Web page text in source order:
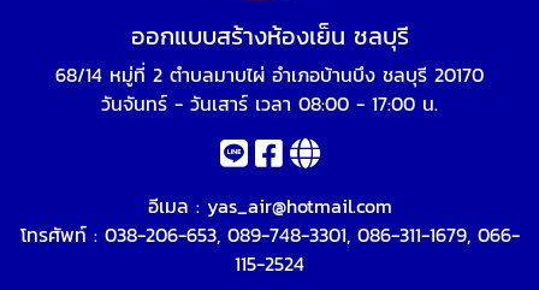
ออกแบบสร้างห้องเย็น ชลบุรี
68/14 หมู่ที่ 2 ตำบลมาบไผ่ อำเภอบ้านบึง ชลบุรี 20170
วันจันทร์ - วันเสาร์ เวลา 08:00 - 17:00 น.
อีเมล : yas_air@hotmail.com
โทรศัพท์ : 038-206-653, 089-748-3301, 086-311-1679, 066-
115-2524